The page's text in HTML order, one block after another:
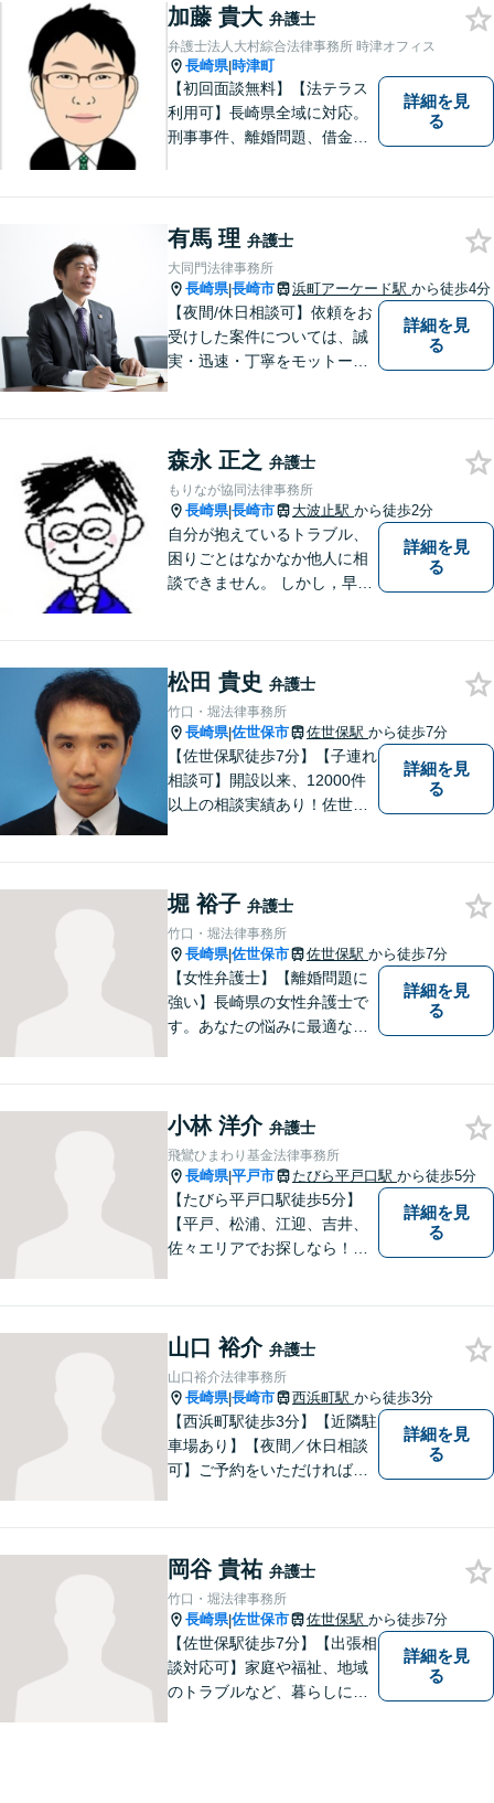
加藤 貴大 弁護士
弁護士法人大村綜合法律事務所 時津オフィス
長崎県|時津町
【初回面談無料】【法テラス
利用可】長崎県全域に対応。
刑事事件、離婚問題、借金・
す。どんな些細なことでも構
いません。お気軽にご相談く
ださい【完全個室】
詳細を見
る
有馬 理 弁護士
大同門法律事務所
長崎県|長崎市 浜町アーケード駅 から徒歩4分
【夜間/休日相談可】依頼をお
受けした案件については、誠
実・迅速・丁寧をモットーに
談にお越しください。
詳細を見
る
森永 正之 弁護士
もりなが協同法律事務所
長崎県|長崎市 大波止駅 から徒歩2分
自分が抱えているトラブル、
困りごとはなかなか他人に相
談できません。 しかし，早め
談してみませんか。
詳細を見
る
松田 貴史 弁護士
竹口・堀法律事務所
長崎県|佐世保市 佐世保駅 から徒歩7分
【佐世保駅徒歩7分】【子連れ
相談可】開設以来、12000件
以上の相談実績あり！佐世保
題・企業法務等、お困りごと
はなんでもご相談ください。
【他士業連携】
詳細を見
る
堀 裕子 弁護士
竹口・堀法律事務所
長崎県|佐世保市 佐世保駅 から徒歩7分
【女性弁護士】【離婚問題に
強い】長崎県の女性弁護士で
す。あなたの悩みに最適なリ
詳細を見
る
小林 洋介 弁護士
飛鸞ひまわり基金法律事務所
長崎県|平戸市 たびら平戸口駅 から徒歩5分
【たびら平戸口駅徒歩5分】
【平戸、松浦、江迎、吉井、
佐々エリアでお探しなら！】
ど、相談しやすい環境完備◎
地域の皆様のために活動する
弁護士。【駐車場あり】
詳細を見
る
山口 裕介 弁護士
山口裕介法律事務所
長崎県|長崎市 西浜町駅 から徒歩3分
【西浜町駅徒歩3分】【近隣駐
車場あり】【夜間／休日相談
可】ご予約をいただければ、
にご相談ください。
詳細を見
る
岡谷 貴祐 弁護士
竹口・堀法律事務所
長崎県|佐世保市 佐世保駅 から徒歩7分
【佐世保駅徒歩7分】【出張相
談対応可】家庭や福祉、地域
のトラブルなど、暮らしに根
詳細を見
る